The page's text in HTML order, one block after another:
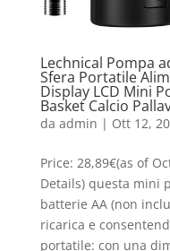
Lechnical Pompa
Sfera Portatile
Display LCD Mini
Basket Calcio
da admin | Ott 12,
Price: 28,89€(as of
Details) questa mini
batterie AA (non
ricarica e
portatile: con una